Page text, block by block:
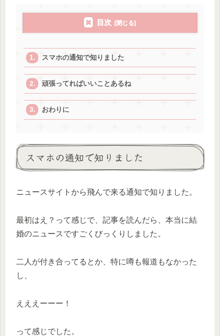
目次
スマホの通知で知りました
頑張ってればいいことあるね
おわりに
スマホの通知で知りました
ニュースサイトから飛んで来る通知で知りました。
最初はえ？って感じで、記事を読んだら、本当に結
婚のニュースですごくびっくりしました。
二人が付き合ってるとか、特に噂も報道もなかった
し、
えええーーー！
って感じでした。